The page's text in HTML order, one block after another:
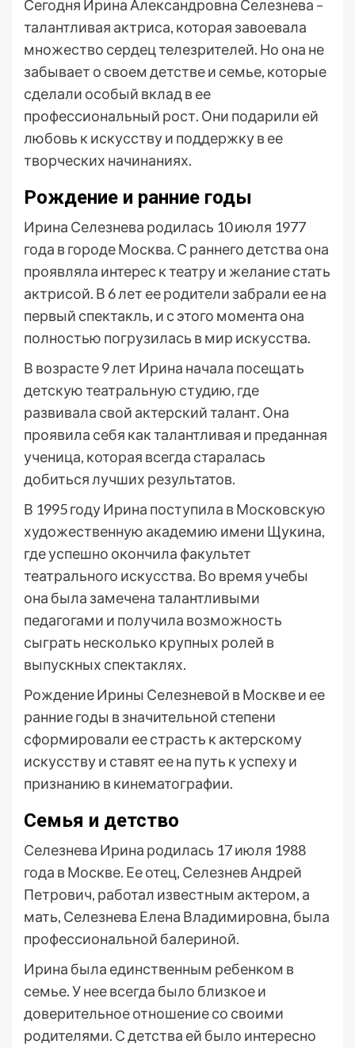
Сегодня Ирина Александровна Селезнева –
талантливая актриса, которая завоевала
множество сердец телезрителей. Но она не
забывает о своем детстве и семье, которые
сделали особый вклад в ее
профессиональный рост. Они подарили ей
любовь к искусству и поддержку в ее
творческих начинаниях.
Рождение и ранние годы
Ирина Селезнева родилась 10 июля 1977
года в городе Москва. С раннего детства она
проявляла интерес к театру и желание стать
актрисой. В 6 лет ее родители забрали ее на
первый спектакль, и с этого момента она
полностью погрузилась в мир искусства.
В возрасте 9 лет Ирина начала посещать
детскую театральную студию, где
развивала свой актерский талант. Она
проявила себя как талантливая и преданная
ученица, которая всегда старалась
добиться лучших результатов.
В 1995 году Ирина поступила в Московскую
художественную академию имени Щукина,
где успешно окончила факультет
театрального искусства. Во время учебы
она была замечена талантливыми
педагогами и получила возможность
сыграть несколько крупных ролей в
выпускных спектаклях.
Рождение Ирины Селезневой в Москве и ее
ранние годы в значительной степени
сформировали ее страсть к актерскому
искусству и ставят ее на путь к успеху и
признанию в кинематографии.
Семья и детство
Селезнева Ирина родилась 17 июля 1988
года в Москве. Ее отец, Селезнев Андрей
Петрович, работал известным актером, а
мать, Селезнева Елена Владимировна, была
профессиональной балериной.
Ирина была единственным ребенком в
семье. У нее всегда было близкое и
доверительное отношение со своими
родителями. С детства ей было интересно